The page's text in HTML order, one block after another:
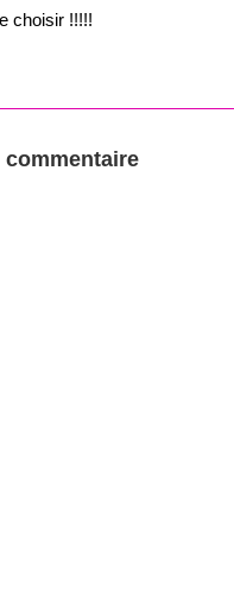
choisir !!!!!
commentaire